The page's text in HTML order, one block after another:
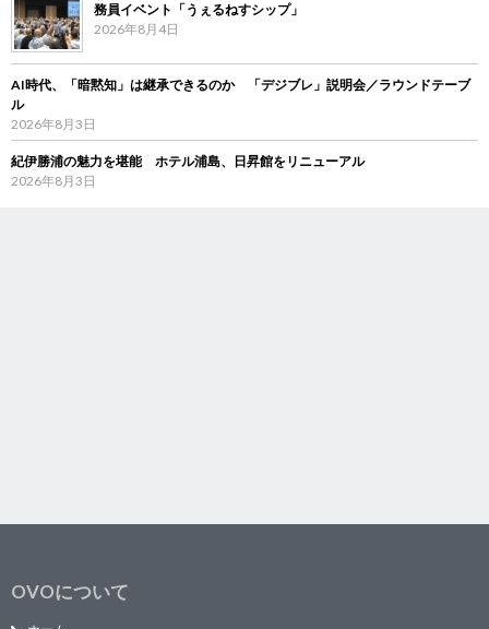
務員イベント「うぇるねすシップ」
2026年8月4日
AI時代、「暗黙知」は継承できるのか 「デジブレ」説明会／ラウンドテーブ
ル
2026年8月3日
紀伊勝浦の魅力を堪能 ホテル浦島、日昇館をリニューアル
2026年8月3日
OVOについて